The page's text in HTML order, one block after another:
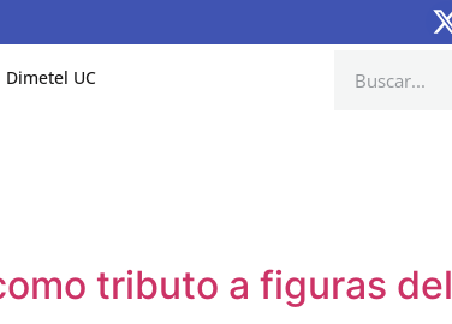
Dimetel UC
tributo a figuras del